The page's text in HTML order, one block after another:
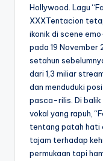
Hollywood. Lagu
XXXTentacion
ikonik di scene
pada 19 November
setahun
dari 1,3 miliar
dan menduduki
pasca-rilis. Di
vokal yang rapuh,
tentang patah hati
tajam terhadap
permukaan tapi